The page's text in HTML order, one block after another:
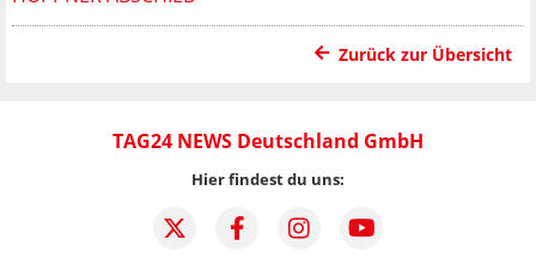
Zurück zur Übersicht
TAG24 NEWS Deutschland GmbH
Hier findest du uns: